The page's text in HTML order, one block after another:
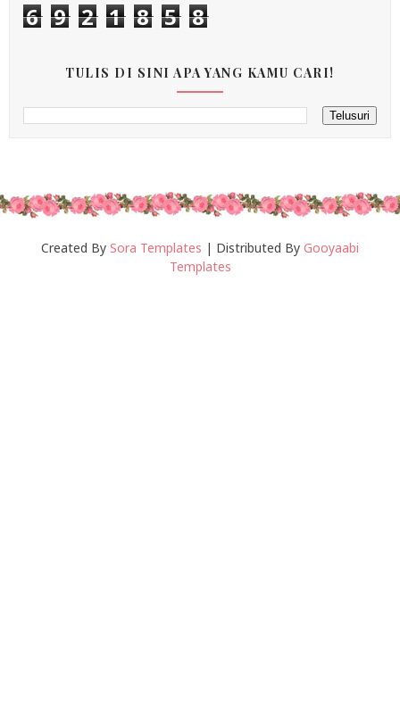
6 9 2 1 8 5 8
TULIS DI SINI APA YANG KAMU CARI!
Created By Sora Templates | Distributed By Gooyaabi
Templates